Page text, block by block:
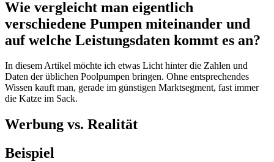
Wie vergleicht man eigentlich
verschiedene Pumpen miteinander und
auf welche Leistungsdaten kommt es an?
In diesem Artikel möchte ich etwas Licht hinter die Zahlen und
Daten der üblichen Poolpumpen bringen. Ohne entsprechendes
Wissen kauft man, gerade im günstigen Marktsegment, fast immer
die Katze im Sack.
Werbung vs. Realität
Beispiel